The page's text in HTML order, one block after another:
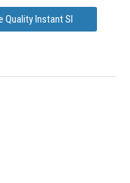
Quality Instant Sl